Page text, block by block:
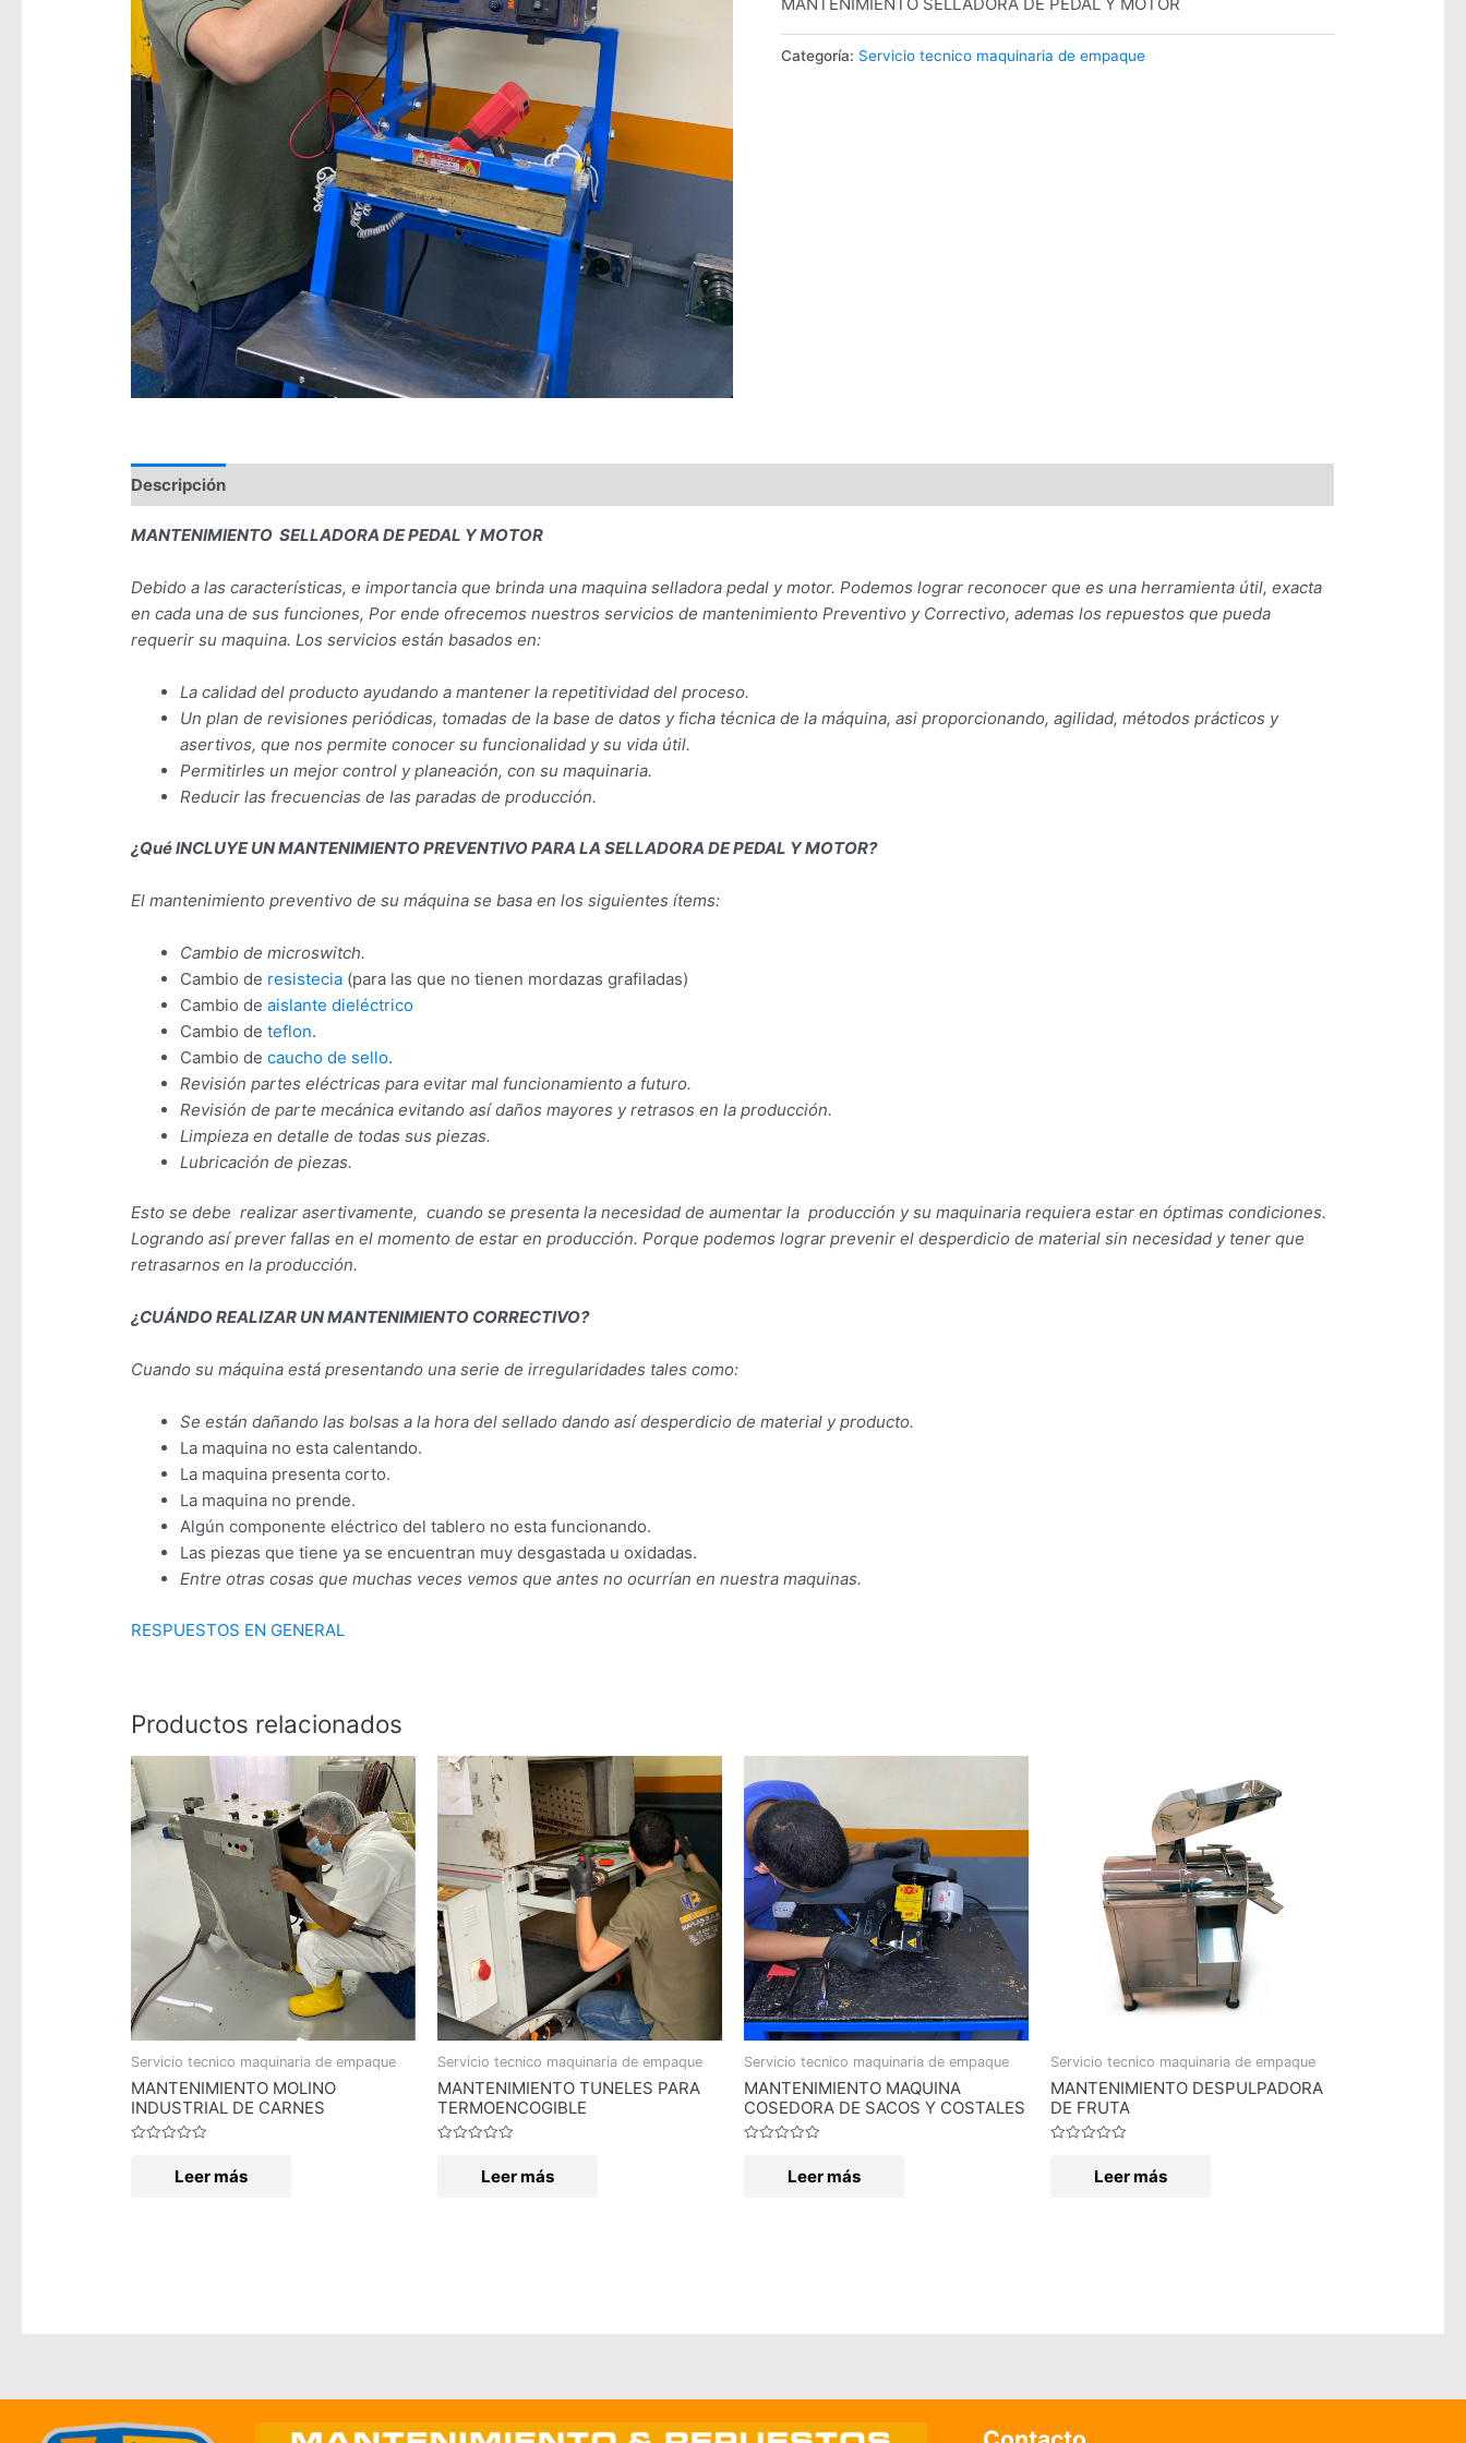
Categoría: Servicio tecnico maquinaria de empaque
Descripción
MANTENIMIENTO SELLADORA DE PEDAL Y MOTOR
Debido a las características, e importancia que brinda una maquina selladora pedal y motor. Podemos lograr reconocer que es una herramienta útil, exacta
en cada una de sus funciones, Por ende ofrecemos nuestros servicios de mantenimiento Preventivo y Correctivo, ademas los repuestos que pueda
requerir su maquina. Los servicios están basados en:
La calidad del producto ayudando a mantener la repetitividad del proceso.
Un plan de revisiones periódicas, tomadas de la base de datos y ficha técnica de la máquina, asi proporcionando, agilidad, métodos prácticos y
asertivos, que nos permite conocer su funcionalidad y su vida útil.
Permitirles un mejor control y planeación, con su maquinaria.
Reducir las frecuencias de las paradas de producción.
¿Qué INCLUYE UN MANTENIMIENTO PREVENTIVO PARA LA SELLADORA DE PEDAL Y MOTOR?
El mantenimiento preventivo de su máquina se basa en los siguientes ítems:
Cambio de microswitch.
Cambio de resistecia (para las que no tienen mordazas grafiladas)
Cambio deaislante dieléctrico
Cambio deteflon.
Cambio decaucho de sello.
Revisión partes eléctricas para evitar mal funcionamiento a futuro.
Revisión de parte mecánica evitando así daños mayores y retrasos en la producción.
Limpieza en detalle de todas sus piezas.
Lubricación de piezas.
Esto se debe realizar asertivamente, cuando se presenta la necesidad de aumentar la producción y su maquinaria requiera estar en óptimas condiciones.
Logrando así prever fallas en el momento de estar en producción. Porque podemos lograr prevenir el desperdicio de material sin necesidad y tener que
retrasarnos en la producción.
¿CUÁNDO REALIZAR UN MANTENIMIENTO CORRECTIVO?
Cuando su máquina está presentando una serie de irregularidades tales como:
Se están dañando las bolsas a la hora del sellado dando así desperdicio de material y producto.
La maquina no esta calentando.
La maquina presenta corto.
La maquina no prende.
Algún componente eléctrico del tablero no esta funcionando.
Las piezas que tiene ya se encuentran muy desgastada u oxidadas.
Entre otras cosas que muchas veces vemos que antes no ocurrían en nuestra maquinas.
RESPUESTOS EN GENERAL
Productos relacionados
Servicio tecnico maquinaria de empaque
MANTENIMIENTO MOLINO
INDUSTRIAL DE CARNES
Leer más
Servicio tecnico maquinaria de empaque
MANTENIMIENTO TUNELES PARA
TERMOENCOGIBLE
Leer más
Servicio tecnico maquinaria de empaque
MANTENIMIENTO MAQUINA
COSEDORA DE SACOS Y COSTALES
Leer más
Servicio tecnico maquinaria de empaque
MANTENIMIENTO DESPULPADORA
DE FRUTA
Leer más